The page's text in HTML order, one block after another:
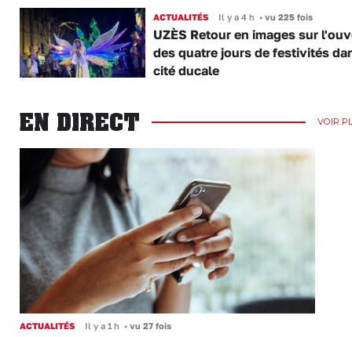
ACTUALITÉS Il y a 4 h •vu 225 fois
UZÈS Retour en images sur
des quatre jours de festivités
cité ducale
EN DIRECT VOIR
ACTUALITÉS Il y a 1 h • vu 27 fois